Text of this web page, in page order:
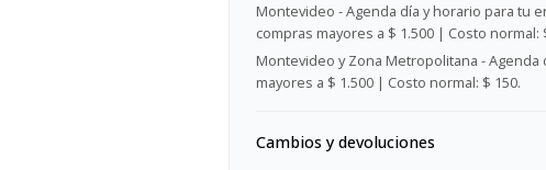
Montevideo - Agenda día y horario para tu
compras mayores a $ 1.500 | Costo normal:
Montevideo y Zona Metropolitana - Agenda
mayores a $ 1.500 | Costo normal: $ 150.
Cambios y devoluciones